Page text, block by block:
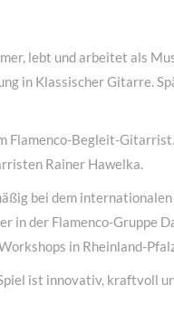
lebt und arbeitet als
in Klassischer Gitarre.
Flamenco-Begleit-
Rainer Hawelka.
bei dem
in der Flamenco-Gruppe
in Rheinland-
ist innovativ, kraftvoll